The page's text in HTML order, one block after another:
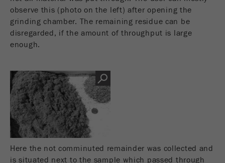
observe this (photo on the left) after opening the
grinding chamber. The remaining residue can be
disregarded, if the amount of throughput is large
enough.
Here the not comminuted remainder was collected and
is situated next to the sample which passed through